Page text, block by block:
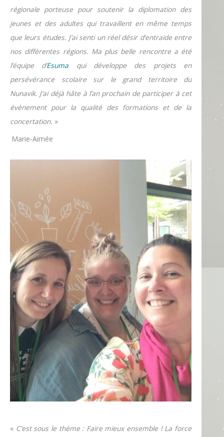
régionale porteuse pour soutenir la diplomation des
jeunes et des adultes qui travaillent en même temps
que leurs études. J’ai senti un réel désir d’entraide entre
nos différentes régions. Ma plus belle rencontre a été
l’équipe d’Esuma qui développe des projets en
persévérance scolaire sur le grand territoire du
Nunavik. J’ai déjà hâte à l’an prochain de participer à cet
évènement pour la qualité des formations et de la
concertation. »
Marie-Aimée
« C’est sous le thème : Faire mieux ensemble ! La force